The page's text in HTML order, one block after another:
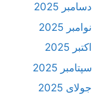
دسامبر 2025
نوامبر 2025
اکتبر 2025
سپتامبر 2025
جولای 2025